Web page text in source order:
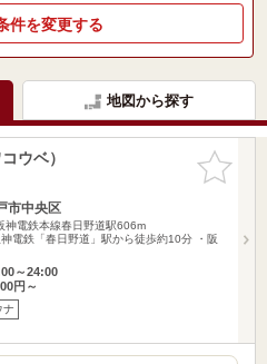
件を変更する
地図から探す
お気に入
りに追加
ウベ）
市中央区
神電鉄本線春日野道駅606m
神電鉄「春日野道」駅から徒歩約10分 ・阪
～24:00
円～
ナ